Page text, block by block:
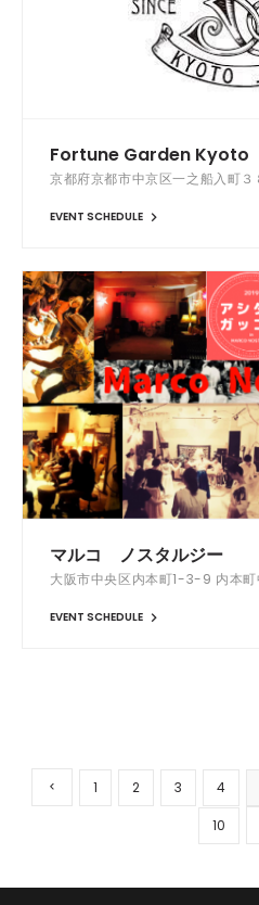
Fortune Garden Kyoto
京都府京都市中京区一之船入町３
EVENT SCHEDULE
マルコ ノスタルジー
大阪市中央区内本町1-3-9​ 内本
EVENT SCHEDULE
1 2 3 4
10